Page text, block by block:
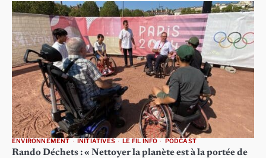
ENVIRONNEMENT INITIATIVES LE FIL INFO PODCAST
Rando Déchets : « Nettoyer la planète est à la portée de